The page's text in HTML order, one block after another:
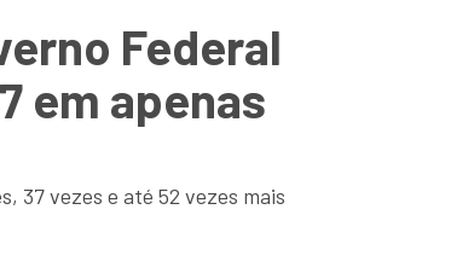
Federal
em apenas
37 vezes e até 52 vezes mais